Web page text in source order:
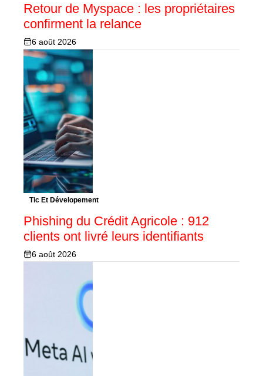
Retour de Myspace : les propriétaires
confirment la relance
6 août 2026
Tic Et Dévelopement
Phishing du Crédit Agricole : 912
clients ont livré leurs identifiants
6 août 2026